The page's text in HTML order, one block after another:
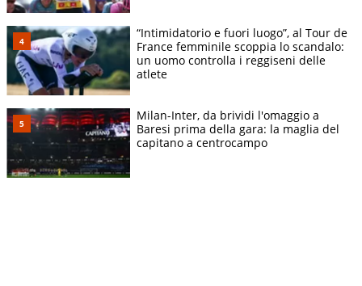
“Intimidatorio e fuori luogo”, al Tour de
France femminile scoppia lo scandalo:
un uomo controlla i reggiseni delle
atlete
Milan-Inter, da brividi l'omaggio a
Baresi prima della gara: la maglia del
capitano a centrocampo